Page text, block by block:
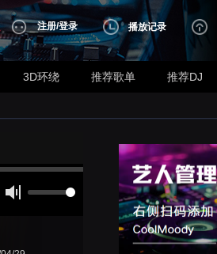
注册/登录 播放记录
3D环绕 推荐歌单 推荐DJ